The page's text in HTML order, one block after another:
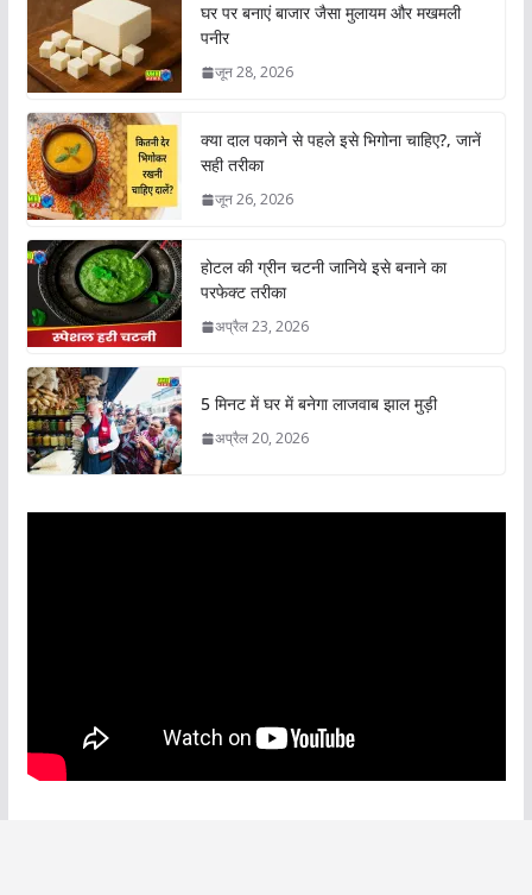
घर पर बनाएं बाजार जैसा मुलायम और मखमली
पनीर
जून 28, 2026
क्या दाल पकाने से पहले इसे भिगोना चाहिए?, जानें
सही तरीका
जून 26, 2026
होटल की ग्रीन चटनी जानिये इसे बनाने का
परफेक्ट तरीका
अप्रैल 23, 2026
5 मिनट में घर में बनेगा लाजवाब झाल मुड़ी
अप्रैल 20, 2026